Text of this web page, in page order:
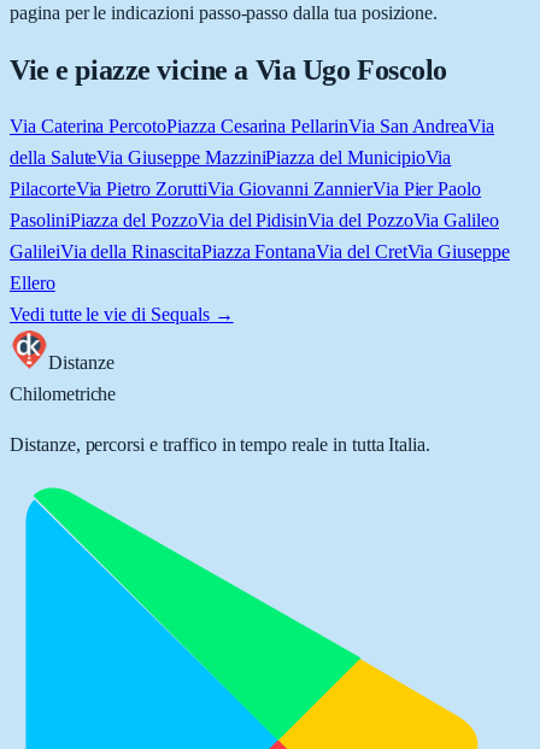
pagina per le indicazioni passo-passo dalla tua posizione.
Vie e piazze vicine a Via Ugo Foscolo
Via Caterina PercotoPiazza Cesarina PellarinVia San AndreaVia
della SaluteVia Giuseppe MazziniPiazza del MunicipioVia
PilacorteVia Pietro ZoruttiVia Giovanni ZannierVia Pier Paolo
PasoliniPiazza del PozzoVia del PidisinVia del PozzoVia Galileo
GalileiVia della RinascitaPiazza FontanaVia del CretVia Giuseppe
Ellero
Vedi tutte le vie di Sequals→
Distanze
Chilometriche
Distanze, percorsi e traffico in tempo reale in tutta Italia.